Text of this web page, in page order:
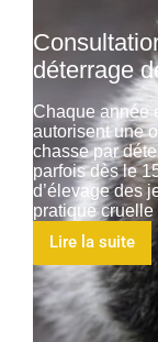
déterrage
Chaque année
autorisent une
chasse par
parfois dès le
d’élevage des
pratique
Lire la suite